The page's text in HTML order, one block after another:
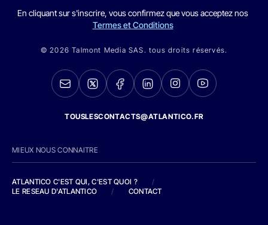
En cliquant sur s'inscrire, vous confirmez que vous acceptez nos
Termes et Conditions
© 2026 Talmont Media SAS. tous droits réservés.
TOUSLESCONTACTS@ATLANTICO.FR
MIEUX NOUS CONNAITRE
ATLANTICO C'EST QUI, C'EST QUOI ?
/
LE RESEAU D'ATLANTICO
/ CONTACT